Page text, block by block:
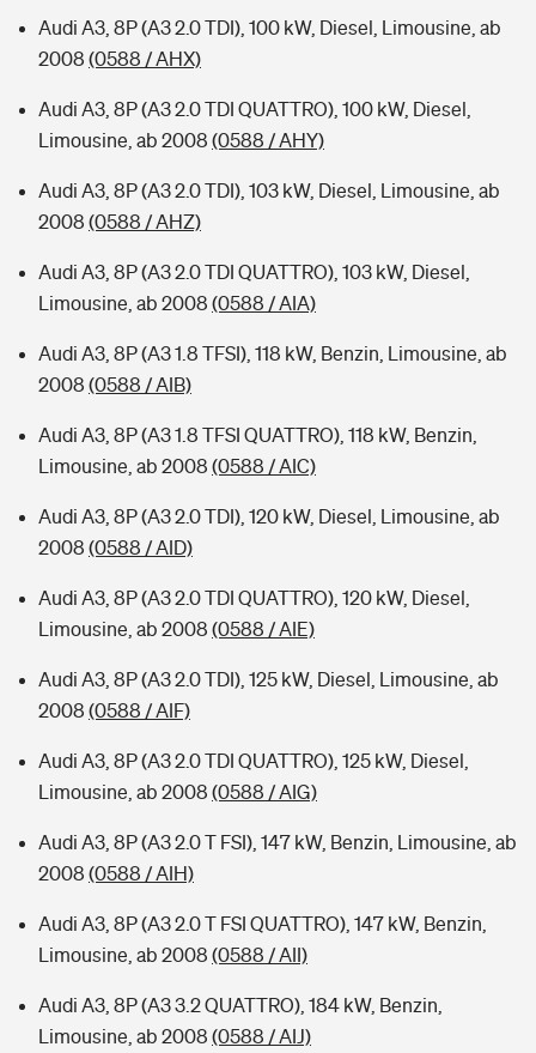
Audi A3, 8P (A3 2.0 TDI), 100 kW, Diesel, Limousine, ab
2008 (0588 / AHX)
Audi A3, 8P (A3 2.0 TDI QUATTRO), 100 kW, Diesel,
Limousine, ab 2008 (0588 / AHY)
Audi A3, 8P (A3 2.0 TDI), 103 kW, Diesel, Limousine, ab
2008 (0588 / AHZ)
Audi A3, 8P (A3 2.0 TDI QUATTRO), 103 kW, Diesel,
Limousine, ab 2008 (0588 / AIA)
Audi A3, 8P (A3 1.8 TFSI), 118 kW, Benzin, Limousine, ab
2008 (0588 / AIB)
Audi A3, 8P (A3 1.8 TFSI QUATTRO), 118 kW, Benzin,
Limousine, ab 2008 (0588 / AIC)
Audi A3, 8P (A3 2.0 TDI), 120 kW, Diesel, Limousine, ab
2008 (0588 / AID)
Audi A3, 8P (A3 2.0 TDI QUATTRO), 120 kW, Diesel,
Limousine, ab 2008 (0588 / AIE)
Audi A3, 8P (A3 2.0 TDI), 125 kW, Diesel, Limousine, ab
2008 (0588 / AIF)
Audi A3, 8P (A3 2.0 TDI QUATTRO), 125 kW, Diesel,
Limousine, ab 2008 (0588 / AIG)
Audi A3, 8P (A3 2.0 T FSI), 147 kW, Benzin, Limousine, ab
2008 (0588 / AIH)
Audi A3, 8P (A3 2.0 T FSI QUATTRO), 147 kW, Benzin,
Limousine, ab 2008 (0588 / AII)
Audi A3, 8P (A3 3.2 QUATTRO), 184 kW, Benzin,
Limousine, ab 2008 (0588 / AIJ)